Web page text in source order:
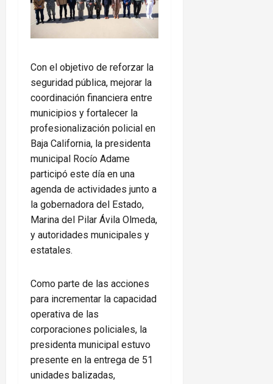
Con el objetivo de reforzar la
seguridad pública, mejorar la
coordinación financiera entre
municipios y fortalecer la
profesionalización policial en
Baja California, la presidenta
municipal Rocío Adame
participó este día en una
agenda de actividades junto a
la gobernadora del Estado,
Marina del Pilar Ávila Olmeda,
y autoridades municipales y
estatales.
Como parte de las acciones
para incrementar la capacidad
operativa de las
corporaciones policiales, la
presidenta municipal estuvo
presente en la entrega de 51
unidades balizadas,